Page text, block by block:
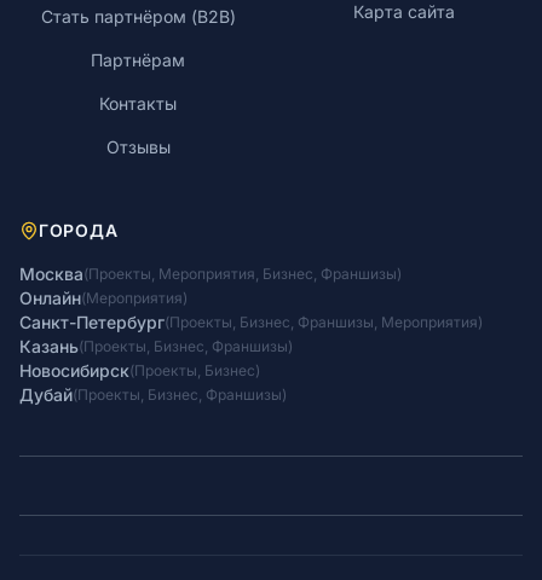
Стать партнёром (B2B)
Партнёрам
Контакты
Отзывы
Карта сайта
ГОРОДА
Москва(Проекты, Мероприятия, Бизнес, Франшизы)
Онлайн(Мероприятия)
Санкт-Петербург(Проекты, Бизнес, Франшизы, Мероприятия)
Казань(Проекты, Бизнес, Франшизы)
Новосибирск(Проекты, Бизнес)
Дубай(Проекты, Бизнес, Франшизы)